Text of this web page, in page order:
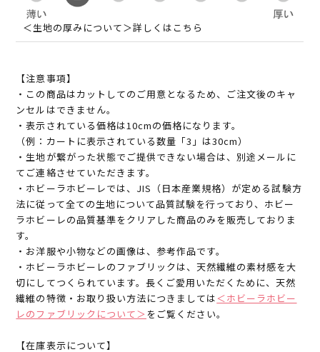
＜生地の厚みについて＞詳しくはこちら
【注意事項】
・この商品はカットしてのご用意となるため、ご注文後のキャ
ンセルはできません。
・表示されている価格は10cmの価格になります。
（例：カートに表示されている数量「3」は30cm）
・生地が繋がった状態でご提供できない場合は、別途メールに
てご連絡させていただきます。
・ホビーラホビーレでは、JIS（日本産業規格）が定める試験方
法に従って全ての生地について品質試験を行っており、ホビー
ラホビーレの品質基準をクリアした商品のみを販売しておりま
す。
・お洋服や小物などの画像は、参考作品です。
・ホビーラホビーレのファブリックは、天然繊維の素材感を大
切にしてつくられています。長くご愛用いただくために、天然
繊維の特徴・お取り扱い方法につきましては＜ホビーラホビー
レのファブリックについて＞ をご覧ください。
【在庫表示について】